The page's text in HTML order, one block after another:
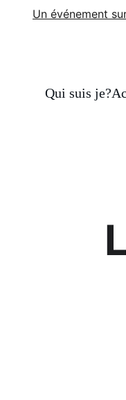
Un événement
Qui suis je?